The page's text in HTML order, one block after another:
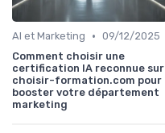
AI et Marketing • 09/12/2025
Comment choisir une
certification IA reconnue sur
choisir-formation.com pour
booster votre département
marketing